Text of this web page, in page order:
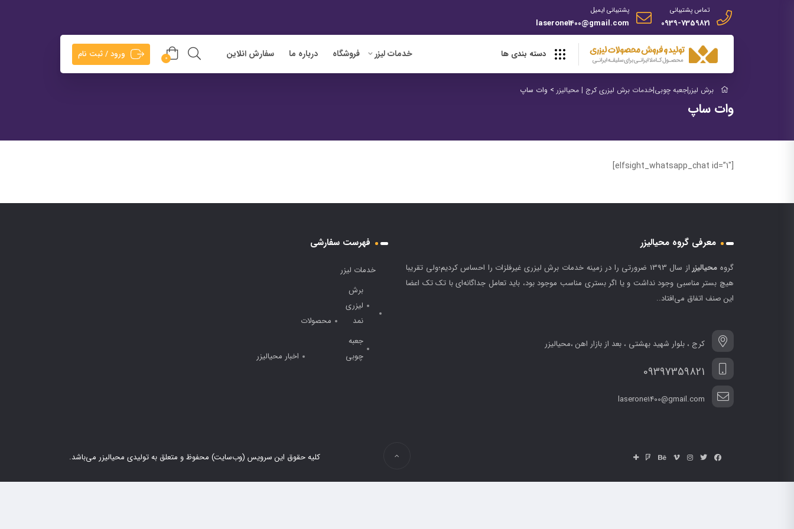
تماس پشتیبانی
0939-7359821
پشتیبانی ایمیل
laserone1400@gmail.com
دسته بندی ها خدمات لیزر فروشگاه درباره ما سفارش انلاین 0 ورود / ثبت نام
برش لیزر|جعبه چوبی|خدمات برش لیزری کرج | محیالیزر > وات ساپ
وات ساپ
[elfsight_whatsapp_chat id=”1″]
معرفی گروه محیالیزر
گروه محیالیزر
از سال 1393 ضرورتی را در زمینه خدمات برش لیزری غیرفلزات را احساس کردیم؛ولی تقریبا
هیچ بستر مناسبی وجود نداشت و یا اگر بستری مناسب موجود بود، باید تعامل جداگانه‌ای با تک تک اعضا
این صنف اتفاق می‌افتاد..
کرج ، بلوار شهید بهشتی ، بعد از بازار اهن ،محیالیزر
09397359821
laserone1400@gmail.com
فهرست سفارشی
خدمات لیزر
برش
لیزری
نمد
محصولات
جعبه
چوبی
اخبار محیالیزر
کلیه حقوق این سرویس (وب‌سایت) محفوظ و متعلق به تولیدی محیالیزر می‌باشد.